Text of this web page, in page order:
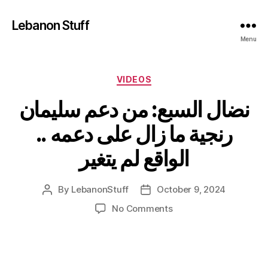
Lebanon Stuff
Menu
Categories
VIDEOS
نضال السبع: من دعم سليمان
رنجية ما زال على دعمه ..
الواقع لم يتغير
Post
By LebanonStuff
PostOctober 9, 2024
No Commentson